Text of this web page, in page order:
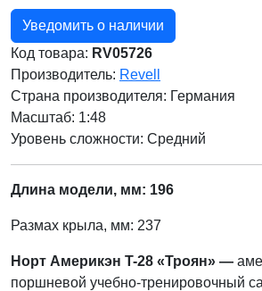
Уведомить о наличии
Код товара: RV05726
Производитель: Revell
Страна производителя: Германия
Масштаб: 1:48
Уровень сложности: Cредний
Длина модели, мм: 196
Размах крыла, мм: 237
Норт Америкэн T-28 «Троян» —
поршневой учебно-тренировочный